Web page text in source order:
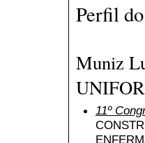
Perfil
Muniz
11º